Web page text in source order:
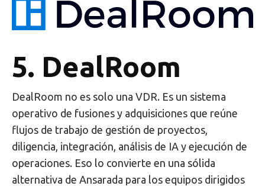
5. DealRoom
DealRoom no es solo una VDR. Es un sistema
operativo de fusiones y adquisiciones que reúne
flujos de trabajo de gestión de proyectos,
diligencia, integración, análisis de IA y ejecución de
operaciones. Eso lo convierte en una sólida
alternativa de Ansarada para los equipos dirigidos